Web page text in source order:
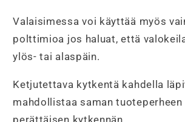
Valaisimessa voi käyttää myös
polttimioa jos haluat, että
ylös- tai alaspäin.
Ketjutettava kytkentä kahdella
mahdollistaa saman
perättäisen kytkennän.